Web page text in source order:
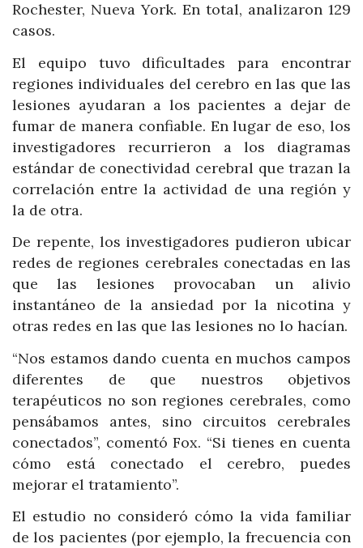
Rochester, Nueva York. En total, analizaron 129
casos.
El equipo tuvo dificultades para encontrar
regiones individuales del cerebro en las que las
lesiones ayudaran a los pacientes a dejar de
fumar de manera confiable. En lugar de eso, los
investigadores recurrieron a los diagramas
estándar de conectividad cerebral que trazan la
correlación entre la actividad de una región y
la de otra.
De repente, los investigadores pudieron ubicar
redes de regiones cerebrales conectadas en las
que las lesiones provocaban un alivio
instantáneo de la ansiedad por la nicotina y
otras redes en las que las lesiones no lo hacían.
“Nos estamos dando cuenta en muchos campos
diferentes de que nuestros objetivos
terapéuticos no son regiones cerebrales, como
pensábamos antes, sino circuitos cerebrales
conectados”, comentó Fox. “Si tienes en cuenta
cómo está conectado el cerebro, puedes
mejorar el tratamiento”.
El estudio no consideró cómo la vida familiar
de los pacientes (por ejemplo, la frecuencia con